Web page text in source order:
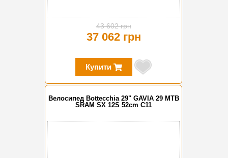
43 602 грн
37 062 грн
Купити
Велосипед Bottecchia 29" GAVIA 29 MTB
SRAM SX 12S 52cm C11